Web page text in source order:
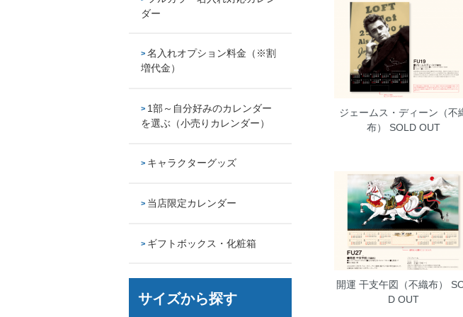
ジェームス・ディーン（不
布）
SOLD OUT
開運 干支午図（不織布）
D OUT
ダー
名入れオプション料金（※割
増代金）
1部～自分好みのカレンダー
を選ぶ（小売りカレンダー）
キャラクターグッズ
当店限定カレンダー
ギフトボックス・化粧箱
サイズから探す